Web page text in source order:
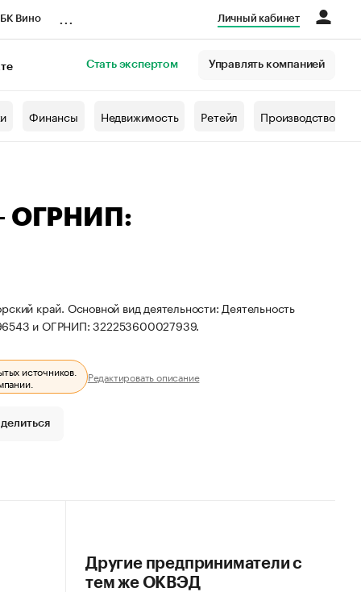
Вино Личный кабинет
Стать экспертом Управлять компанией
Финансы Недвижимость Ретейл Производство
ОГРНИП:
край. Основной вид деятельности: Деятельность
и ОГРНИП: 322253600027939.
источников. Редактировать описание
Другие предприниматели с
тем же ОКВЭД